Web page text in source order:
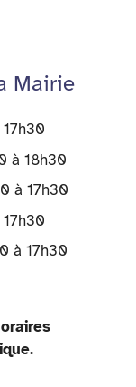
Mairie
à 18h30
à 17h30
à 17h30